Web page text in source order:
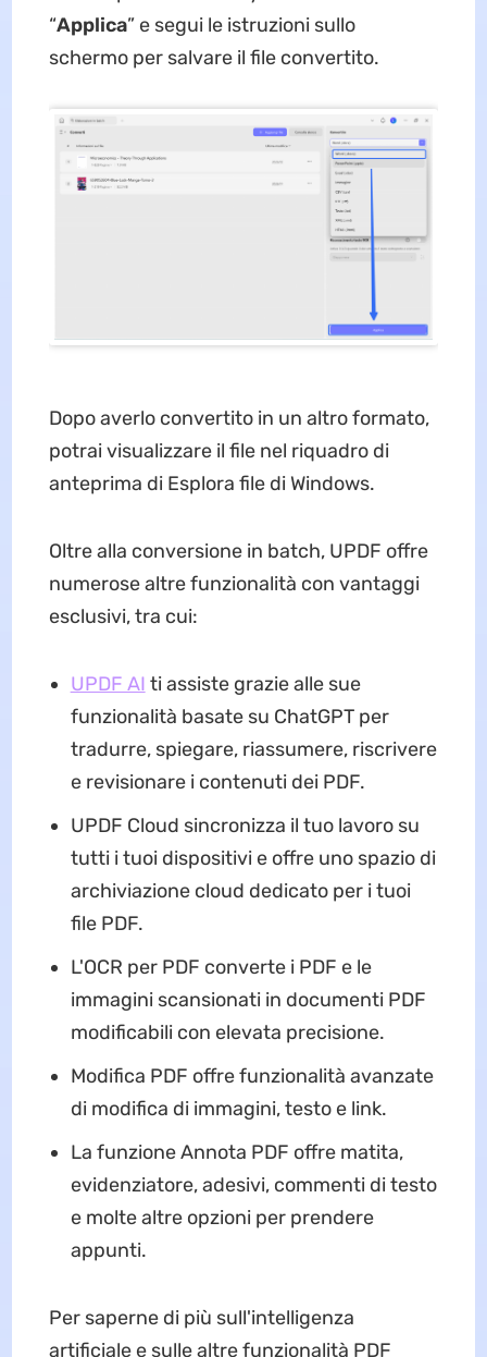
“Applica” e segui le istruzioni sullo
schermo per salvare il file convertito.
Dopo averlo convertito in un altro formato,
potrai visualizzare il file nel riquadro di
anteprima di Esplora file di Windows.
Oltre alla conversione in batch, UPDF offre
numerose altre funzionalità con vantaggi
esclusivi, tra cui:
UPDF AI ti assiste grazie alle sue
funzionalità basate su ChatGPT per
tradurre, spiegare, riassumere, riscrivere
e revisionare i contenuti dei PDF.
UPDF Cloud sincronizza il tuo lavoro su
tutti i tuoi dispositivi e offre uno spazio di
archiviazione cloud dedicato per i tuoi
file PDF.
L'OCR per PDF converte i PDF e le
immagini scansionati in documenti PDF
modificabili con elevata precisione.
Modifica PDF offre funzionalità avanzate
di modifica di immagini, testo e link.
La funzione Annota PDF offre matita,
evidenziatore, adesivi, commenti di testo
e molte altre opzioni per prendere
appunti.
Per saperne di più sull'intelligenza
artificiale e sulle altre funzionalità PDF